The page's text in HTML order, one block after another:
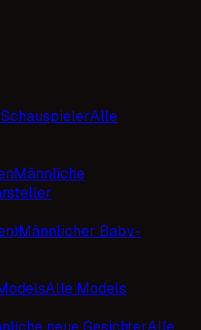
Alle
Männliche
Männlicher Baby-
Alle Models